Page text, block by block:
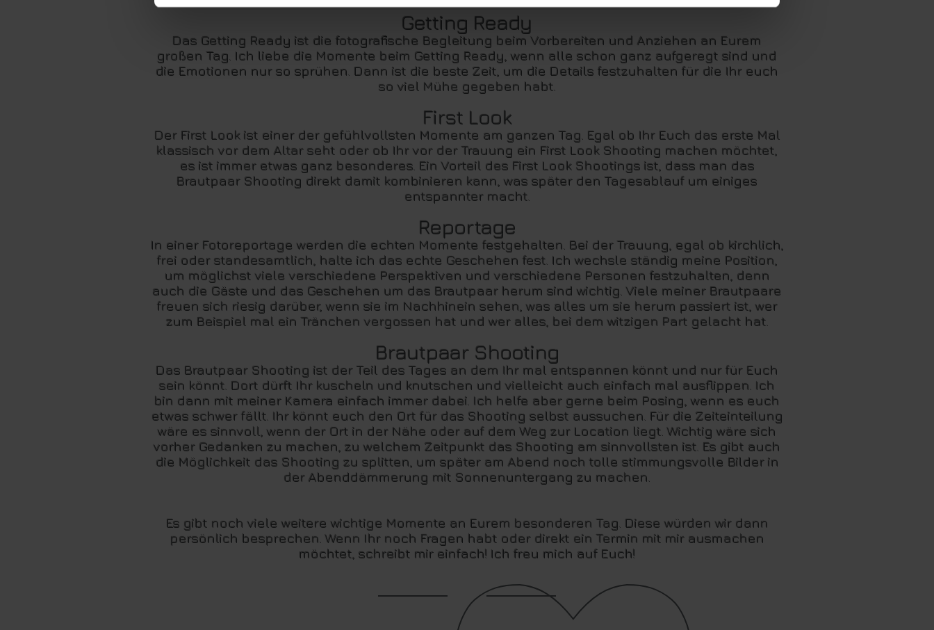
Getting Ready
Das Getting Ready ist die fotografische Begleitung beim Vorbereiten und Anziehen an Eurem
großen Tag. Ich liebe die Momente beim Getting Ready, wenn alle schon ganz aufgeregt sind und
die Emotionen nur so sprühen. Dann ist die beste Zeit, um die Details festzuhalten für die Ihr euch
so viel Mühe gegeben habt.
First Look
Der First Look ist einer der gefühlvollsten Momente am ganzen Tag. Egal ob Ihr Euch das erste Mal
klassisch vor dem Altar seht oder ob Ihr vor der Trauung ein First Look Shooting machen möchtet,
es ist immer etwas ganz besonderes. Ein Vorteil des First Look Shootings ist, dass man das
Brautpaar Shooting direkt damit kombinieren kann, was später den Tagesablauf um einiges
entspannter macht.
Reportage
In einer Fotoreportage werden die echten Momente festgehalten. Bei der Trauung, egal ob kirchlich,
frei oder standesamtlich, halte ich das echte Geschehen fest. Ich wechsle ständig meine Position,
um möglichst viele verschiedene Perspektiven und verschiedene Personen festzuhalten, denn
auch die Gäste und das Geschehen um das Brautpaar herum sind wichtig. Viele meiner Brautpaare
freuen sich riesig darüber, wenn sie im Nachhinein sehen, was alles um sie herum passiert ist, wer
zum Beispiel mal ein Tränchen vergossen hat und wer alles, bei dem witzigen Part gelacht hat.
Brautpaar Shooting
Das Brautpaar Shooting ist der Teil des Tages an dem Ihr mal entspannen könnt und nur für Euch
sein könnt. Dort dürft Ihr kuscheln und knutschen und vielleicht auch einfach mal ausflippen. Ich
bin dann mit meiner Kamera einfach immer dabei. Ich helfe aber gerne beim Posing, wenn es euch
etwas schwer fällt. Ihr könnt euch den Ort für das Shooting selbst aussuchen. Für die Zeiteinteilung
wäre es sinnvoll, wenn der Ort in der Nähe oder auf dem Weg zur Location liegt. Wichtig wäre sich
vorher Gedanken zu machen, zu welchem Zeitpunkt das Shooting am sinnvollsten ist. Es gibt auch
die Möglichkeit das Shooting zu splitten, um später am Abend noch tolle stimmungsvolle Bilder in
der Abenddämmerung mit Sonnenuntergang zu machen.
Es gibt noch viele weitere wichtige Momente an Eurem besonderen Tag. Diese würden wir dann
persönlich besprechen. Wenn Ihr noch Fragen habt oder direkt ein Termin mit mir ausmachen
möchtet, schreibt mir einfach! Ich freu mich auf Euch!